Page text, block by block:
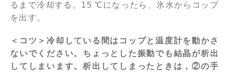
るまで冷却する。15 ℃になったら、氷水からコップ
を出す。
＜コツ＞冷却している間はコップと温度計を動かさ
ないでください。ちょっとした振動でも結晶が析出
してしまいます。析出してしまったときは，②の手